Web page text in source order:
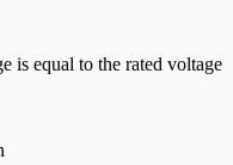
is equal to the rated voltage